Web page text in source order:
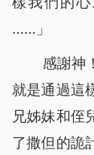
……」
感謝神
就是通過這
兄姊妹和侄
了撒但的詭